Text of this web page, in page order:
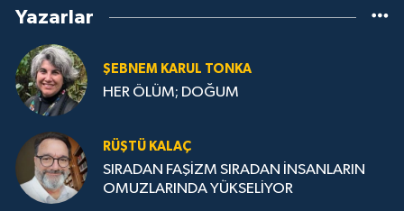
Yazarlar
ŞEBNEM KARUL TONKA
HER ÖLÜM; DOĞUM
RÜŞTÜ KALAÇ
SIRADAN FAŞİZM SIRADAN İNSANLARIN
OMUZLARINDA YÜKSELİYOR